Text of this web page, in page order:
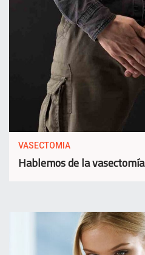
VASECTOMIA
Hablemos de la vasectomía